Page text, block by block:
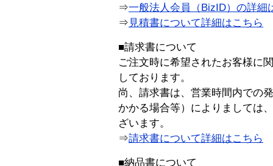
⇒一般法人会員（BizID）の詳細
⇒ 見積書について詳細はこちら
■請求書について
ご注文時に希望されたお客様に
しております。
尚、請求書は、営業時間内での
かかる場合等）によりましては
ざいます。
⇒請求書について詳細はこちら
■納品書について